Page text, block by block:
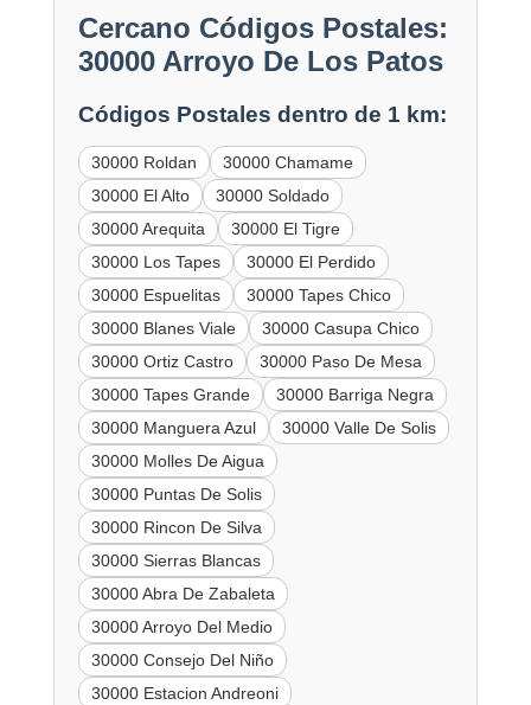
Cercano Códigos Postales:
30000 Arroyo De Los Patos
Códigos Postales dentro de 1 km:
30000 Roldan
30000 Chamame
30000 El Alto
30000 Soldado
30000 Arequita
30000 El Tigre
30000 Los Tapes
30000 El Perdido
30000 Espuelitas
30000 Tapes Chico
30000 Blanes Viale
30000 Casupa Chico
30000 Ortiz Castro
30000 Paso De Mesa
30000 Tapes Grande
30000 Barriga Negra
30000 Manguera Azul
30000 Valle De Solis
30000 Molles De Aigua
30000 Puntas De Solis
30000 Rincon De Silva
30000 Sierras Blancas
30000 Abra De Zabaleta
30000 Arroyo Del Medio
30000 Consejo Del Niño
30000 Estacion Andreoni